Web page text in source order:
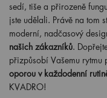
sedí, tiše a přirozeně
jste udělali. Právě na tom
moderní, nadčasový
našich zákazníků.
přizpůsobí Vašemu rytmu
oporou v každodenní
KVADRO!